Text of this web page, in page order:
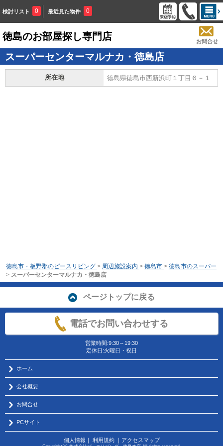
検討リスト 0 最近見た物件 0
徳島のお部屋探し専門店 お問合せ
スーパーセンターマルナカ・徳島店
所在地 徳島県徳島市西新浜町１丁目６－１
徳島市・板野郡のピースリビング > 周辺施設案内 > 徳島市 > 徳島市のスーパー
> スーパーセンターマルナカ・徳島店
ページトップに戻る
電話でお問い合わせする
営業時間:9:30～19:30
定休日:火曜日・祝日
ホーム
会社概要
お問合せ
PCサイト
個人情報 ｜ 利用規約｜ アクセスマップ